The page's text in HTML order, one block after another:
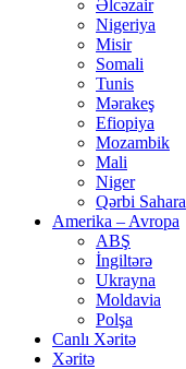
Əlcəzair
Nigeriya
Misir
Somali
Tunis
Mərakeş
Efiopiya
Mozambik
Mali
Niger
Qərbi Sahara
Amerika – Avropa
ABŞ
İngiltərə
Ukrayna
Moldavia
Polşa
Canlı Xəritə
Xəritə